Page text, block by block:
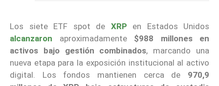
Los siete ETF spot de XRP
en Estados Unidos
alcanzaron
aproximadamente $988 millones en
activos bajo gestión combinados, marcando una
nueva etapa para la exposición institucional al activo
digital. Los fondos mantienen cerca de 970,9